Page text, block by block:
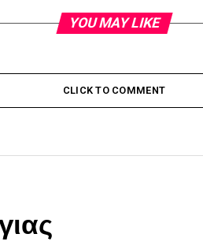
YOU MAY LIKE
CLICK TO COMMENT